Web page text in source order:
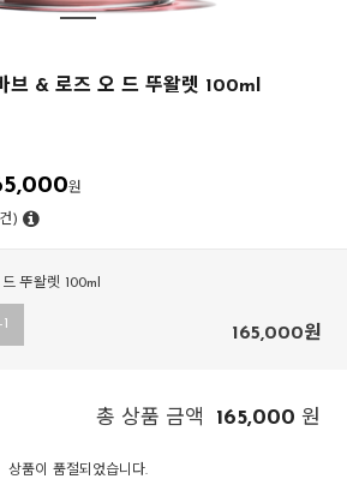
브 & 로즈 오 드 뚜왈렛 100ml
원
)
뚜왈렛 100ml
-1 165,000원
총 상품 금액 165,000 원
상품이 품절되었습니다.